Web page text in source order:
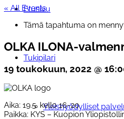
Etusivu
Tukipilari
Yleishyödylliset
« All Events
Tämä tapahtuma on
OLKA ILONA-
19 toukokuun, 2022 @
Aika: 19.5. kello 16-20
Paikka: KYS – Kuopion